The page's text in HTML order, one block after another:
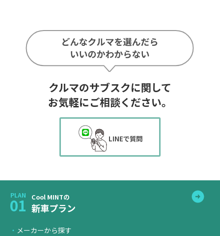
クルマのサブスクに関して
お気軽にご相談ください。
LINEで質問
PLAN
01 Cool MINTの
新車プラン
メーカーから探す